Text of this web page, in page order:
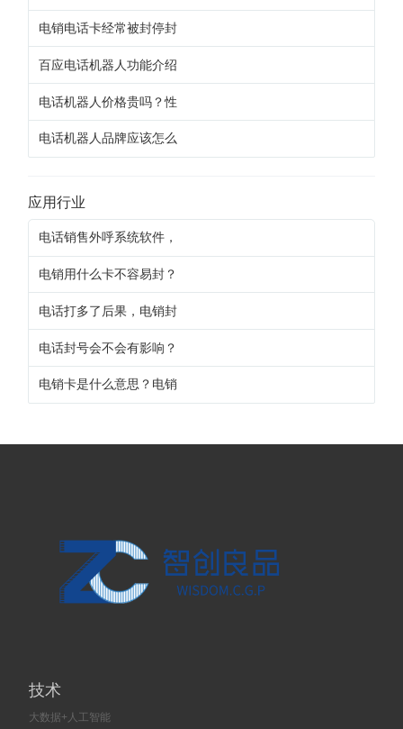
电销电话卡经常被封停封
百应电话机器人功能介绍
电话机器人价格贵吗？性
电话机器人品牌应该怎么
应用行业
电话销售外呼系统软件，
电销用什么卡不容易封？
电话打多了后果，电销封
电话封号会不会有影响？
电销卡是什么意思？电销
技术
大数据+人工智能